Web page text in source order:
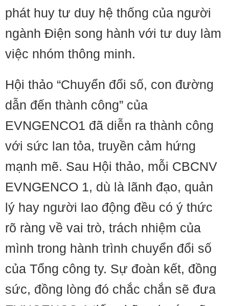
phát huy tư duy hệ thống của người
ngành Điện song hành với tư duy làm
việc nhóm thông minh.
Hội thảo “Chuyển đổi số, con đường
dẫn đến thành công” của
EVNGENCO1 đã diễn ra thành công
với sức lan tỏa, truyền cảm hứng
mạnh mẽ. Sau Hội thảo, mỗi CBCNV
EVNGENCO 1, dù là lãnh đạo, quản
lý hay người lao động đều có ý thức
rõ ràng về vai trò, trách nhiệm của
mình trong hành trình chuyển đổi số
của Tổng công ty. Sự đoàn kết, đồng
sức, đồng lòng đó chắc chắn sẽ đưa